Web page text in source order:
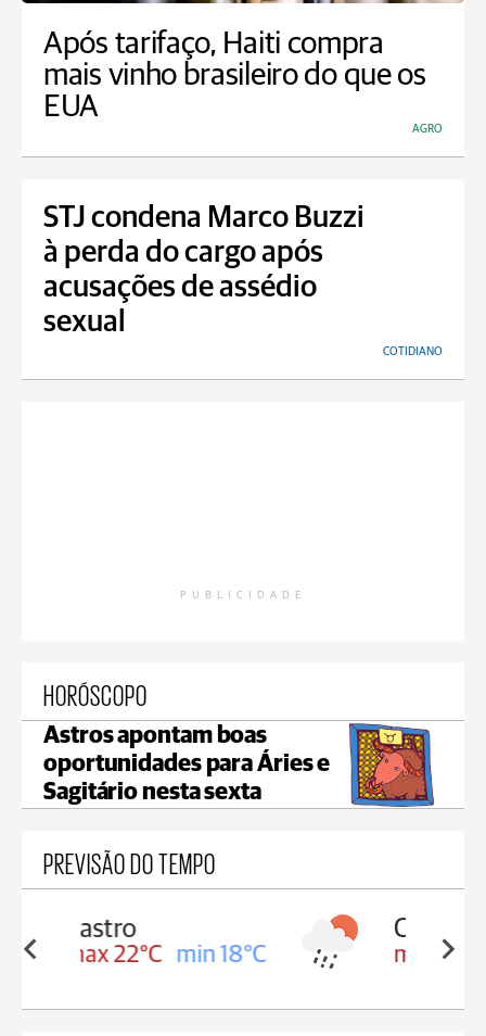
Após tarifaço, Haiti compra
mais vinho brasileiro do que os
EUA
AGRO
STJ condena Marco Buzzi
à perda do cargo após
acusações de assédio
sexual
COTIDIANO
PUBLICIDADE
HORÓSCOPO
Astros apontam boas
oportunidades para Áries e
Sagitário nesta sexta
PREVISÃO DO TEMPO
18°C max 21°C min 18°C